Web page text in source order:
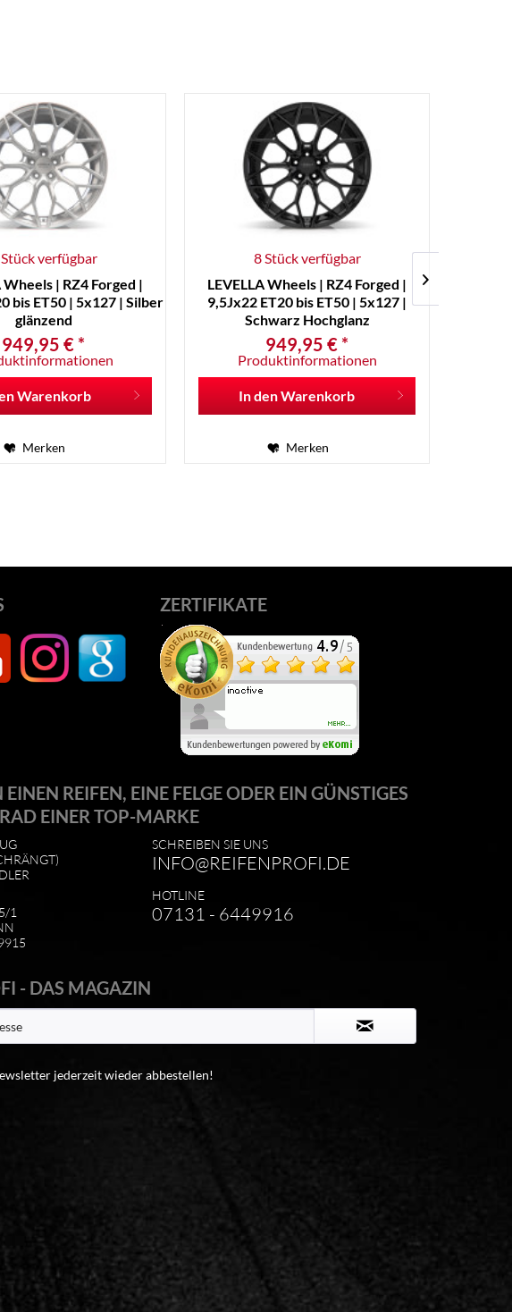
verfügbar
Wheels | RZ4 Forged |
bis ET50 | 5x127 | Silber
glänzend
949,95 € *
Warenkorb
Merken
8 Stück verfügbar
LEVELLA Wheels | RZ4 Forged |
9,5Jx22 ET20 bis ET50 | 5x127 |
Schwarz Hochglanz
949,95 € *
Produktinformationen
In denWarenkorb
Merken
ZERTIFIKATE
EINEN REIFEN, EINE FELGE ODER EIN GÜNSTIGES
EINER TOP-MARKE
1
SCHREIBEN SIE UNS
INFO@REIFENPROFI.DE
HOTLINE
07131 - 6449916
- DAS MAGAZIN
jederzeit wieder abbestellen!